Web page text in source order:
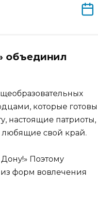
объединил
которые
настоящие патриоты,
свой край.
Поэтому
форм вовлечения